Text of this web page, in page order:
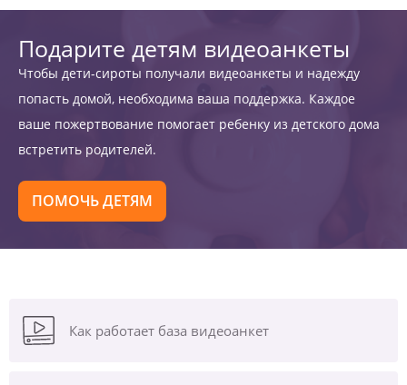
Подарите детям видеоанкеты
Чтобы дети-сироты получали видеоанкеты и надежду
попасть домой, необходима ваша поддержка. Каждое
ваше пожертвование помогает ребенку из детского дома
встретить родителей.
ПОМОЧЬ ДЕТЯМ
Как работает база видеоанкет